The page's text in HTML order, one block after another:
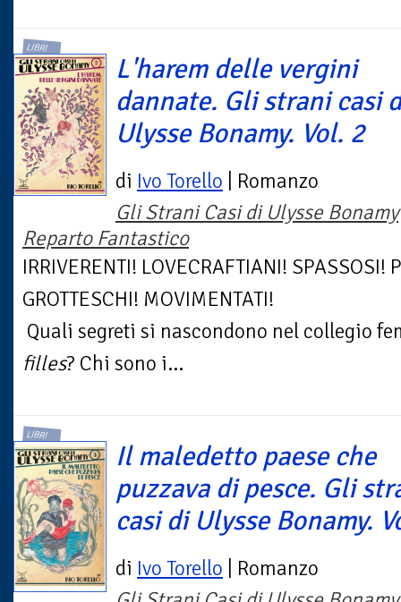
LIBRI
L'harem delle vergini
dannate. Gli strani casi
Ulysse Bonamy. Vol. 2
di Ivo Torello | Romanzo
Gli Strani Casi di Ulysse Bonamy
Reparto Fantastico
IRRIVERENTI! LOVECRAFTIANI! SPASSOSI!
GROTTESCHI! MOVIMENTATI!
Quali segreti si nascondono nel collegio
filles? Chi sono i...
LIBRI
Il maledetto paese che
puzzava di pesce. Gli
casi di Ulysse Bonamy.
di Ivo Torello | Romanzo